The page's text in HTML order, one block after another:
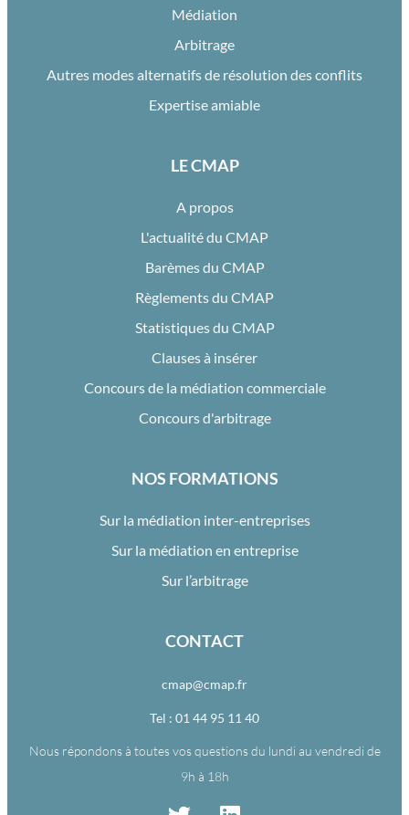
Médiation
Arbitrage
Autres modes alternatifs de résolution des conflits
Expertise amiable
LE CMAP
A propos
L'actualité du CMAP
Barèmes du CMAP
Règlements du CMAP
Statistiques du CMAP
Clauses à insérer
Concours de la médiation commerciale
Concours d'arbitrage
NOS FORMATIONS
Sur la médiation inter-entreprises
Sur la médiation en entreprise
Sur l’arbitrage
CONTACT
cmap@cmap.fr
Tel : 01 44 95 11 40
Nous répondons à toutes vos questions du lundi au vendredi de
9h à 18h